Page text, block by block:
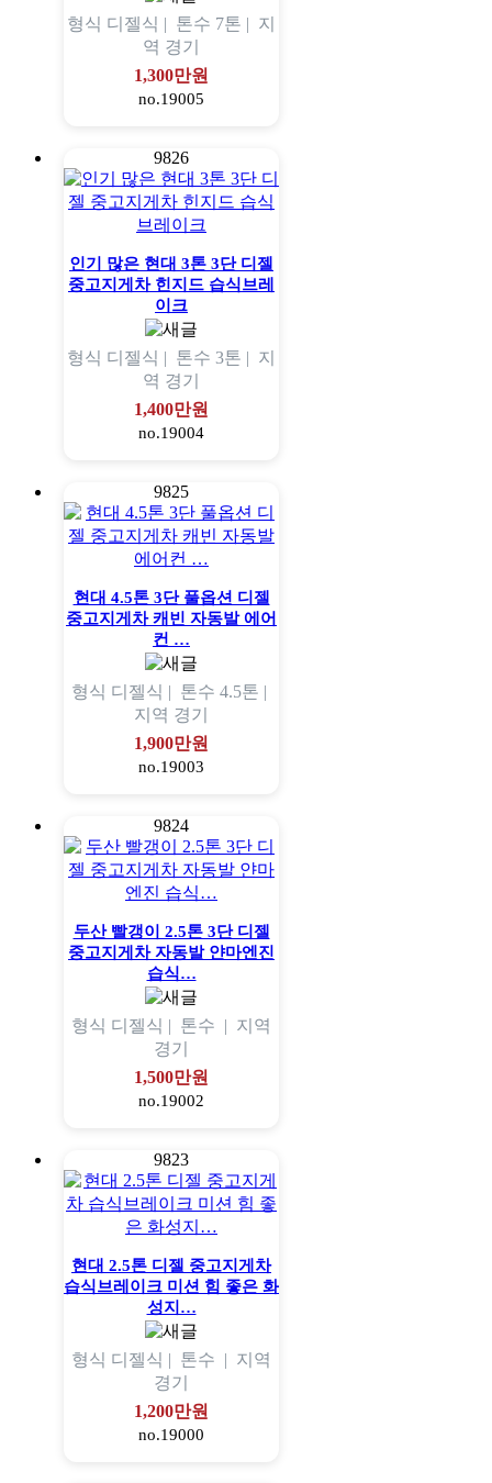
형식 디젤식 | 톤수 7톤 | 지
역 경기
1,300만원
no.19005
9826
인기 많은 현대 3톤 3단 디젤
중고지게차 힌지드 습식브레
이크
형식 디젤식 | 톤수 3톤 | 지
역 경기
1,400만원
no.19004
9825
현대 4.5톤 3단 풀옵션 디젤
중고지게차 캐빈 자동발 에어
컨 …
형식 디젤식 | 톤수 4.5톤 |
지역 경기
1,900만원
no.19003
9824
두산 빨갱이 2.5톤 3단 디젤
중고지게차 자동발 얀마엔진
습식…
형식 디젤식 | 톤수 | 지역
경기
1,500만원
no.19002
9823
현대 2.5톤 디젤 중고지게차
습식브레이크 미션 힘 좋은 화
성지…
형식 디젤식 | 톤수 | 지역
경기
1,200만원
no.19000